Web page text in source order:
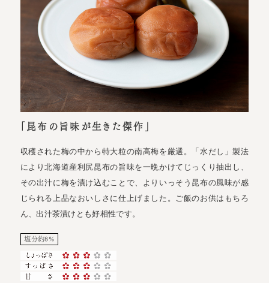
「昆布の旨味が生きた傑作」
収穫された梅の中から特大粒の南高梅を厳選。「水だし」製法
により北海道産利尻昆布の旨味を一晩かけてじっくり抽出し、
その出汁に梅を漬け込むことで、よりいっそう昆布の風味が感
じられる上品なおいしさに仕上げました。ご飯のお供はもちろ
ん、出汁茶漬けとも好相性です。
塩分約8%